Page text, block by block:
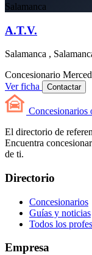
Salamanca
A.T.V.
Salamanca ,
Concesionario
Ver ficha
Contactar
Concesionarios
El directorio de
Encuentra
de ti.
Directorio
Concesionarios
Guías y noticias
Todos los
Empresa